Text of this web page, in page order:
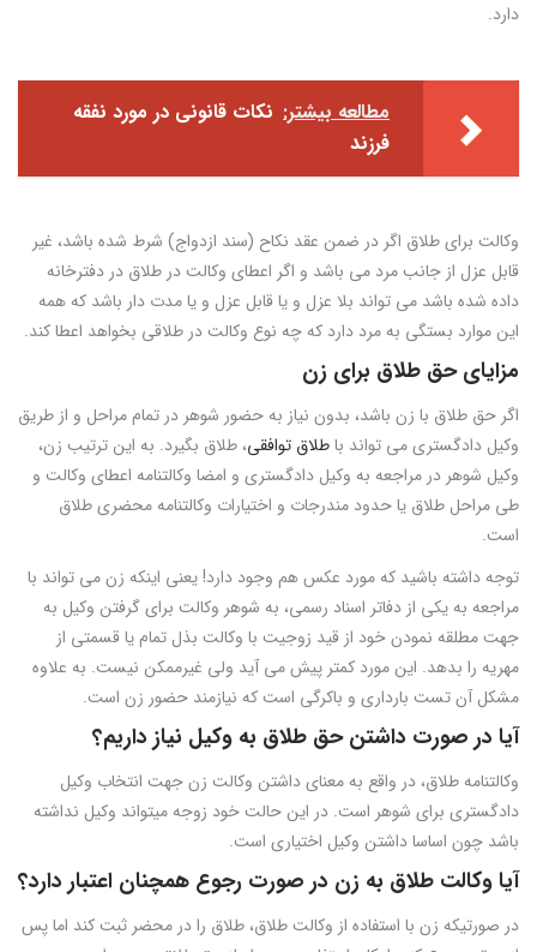
دارد.
مطالعه بیشتر: نکات قانونی در مورد نفقه
فرزند
وکالت برای طلاق اگر در ضمن عقد نکاح (سند ازدواج) شرط شده باشد، غیر
قابل عزل از جانب مرد می باشد و اگر اعطای وکالت در طلاق در دفترخانه
داده شده باشد می تواند بلا عزل و یا قابل عزل و یا مدت دار باشد که همه
این موارد بستگی به مرد دارد که چه نوع وکالت در طلاقی بخواهد اعطا کند.
مزایای حق طلاق برای زن
اگر حق طلاق با زن باشد، بدون نیاز به حضور شوهر در تمام مراحل و از طریق
وکیل دادگستری می تواند باطلاق توافقی، طلاق بگیرد. به این ترتیب زن،
وکیل شوهر در مراجعه به وکیل دادگستری و امضا وکالتنامه اعطای وکالت و
طی مراحل طلاق یا حدود مندرجات و اختیارات وکالتنامه محضری طلاق
است.
توجه داشته باشید که مورد عکس هم وجود دارد! یعنی اینکه زن می تواند با
مراجعه به یکی از دفاتر اسناد رسمی، به شوهر وکالت برای گرفتن وکیل به
جهت مطلقه نمودن خود از قید زوجیت با وکالت بذل تمام یا قسمتی از
مهریه را بدهد. این مورد کمتر پیش می آید ولی غیرممکن نیست. به علاوه
مشکل آن تست بارداری و باکرگی است که نیازمند حضور زن است.
آیا در صورت داشتن حق طلاق به وکیل نیاز داریم؟
وکالتنامه طلاق، در واقع به معنای داشتن وکالت زن جهت انتخاب وکیل
دادگستری برای شوهر است. در این حالت خود زوجه میتواند وکیل نداشته
باشد چون اساسا داشتن وکیل اختیاری است.
آیا وکالت طلاق به زن در صورت رجوع همچنان اعتبار دارد؟
در صورتیکه زن با استفاده از وکالت طلاق، طلاق را در محضر ثبت کند اما پس